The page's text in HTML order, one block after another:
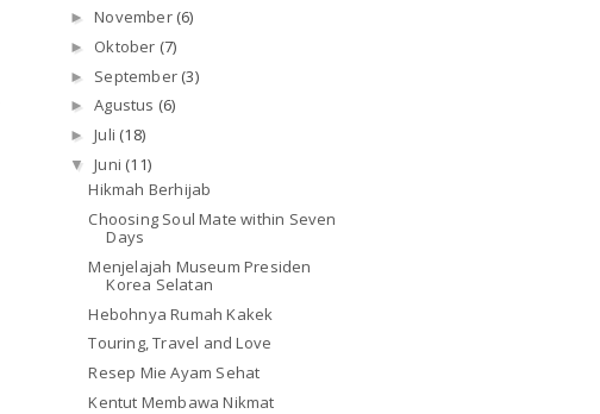
►November (6)
► Oktober (7)
► September (3)
►Agustus (6)
►Juli (18)
▼Juni (11)
Hikmah Berhijab
Choosing Soul Mate within Seven
Days
Menjelajah Museum Presiden
Korea Selatan
Hebohnya Rumah Kakek
Touring, Travel and Love
Resep Mie Ayam Sehat
Kentut Membawa Nikmat